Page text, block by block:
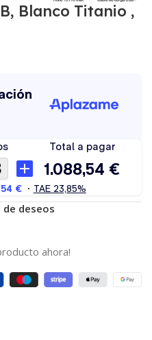
Blanco Titanio ,
deseos
ahora!